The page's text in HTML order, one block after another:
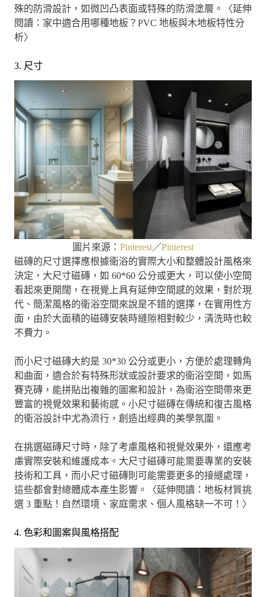
殊的防滑設計，如微凹凸表面或特殊的防滑塗層。〈延伸
閱讀：家中適合用哪種地板？PVC 地板與木地板特性分
析〉
3. 尺寸
圖片來源： Pinterest／Pinterest
磁磚的尺寸選擇應根據衛浴的實際大小和整體設計風格來
決定，大尺寸磁磚，如 60*60 公分或更大，可以使小空間
看起來更開闊，在視覺上具有延伸空間感的效果，對於現
代、簡潔風格的衛浴空間來說是不錯的選擇，在實用性方
面，由於大面積的磁磚安裝時縫隙相對較少，清洗時也較
不費力。
而小尺寸磁磚大約是 30*30 公分或更小，方便於處理轉角
和曲面，適合於有特殊形狀或設計要求的衛浴空間，如馬
賽克磚，能拼貼出複雜的圖案和設計，為衛浴空間帶來更
豐富的視覺效果和藝術感。小尺寸磁磚在傳統和復古風格
的衛浴設計中尤為流行，創造出經典的美學氛圍。
在挑選磁磚尺寸時，除了考慮風格和視覺效果外，還應考
慮實際安裝和維護成本。大尺寸磁磚可能需要專業的安裝
技術和工具，而小尺寸磁磚則可能需要更多的接縫處理，
這些都會對總體成本產生影響。〈延伸閱讀：地板材質挑
選 3 重點！自然環境、家庭需求、個人風格缺一不可！〉
4. 色彩和圖案與風格搭配